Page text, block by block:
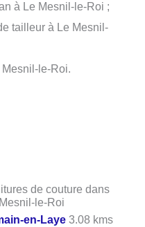
à Le Mesnil-le-Roi ;
tailleur à Le Mesnil-
le-Roi.
de couture dans
le-Roi
en-Laye 3.08 kms